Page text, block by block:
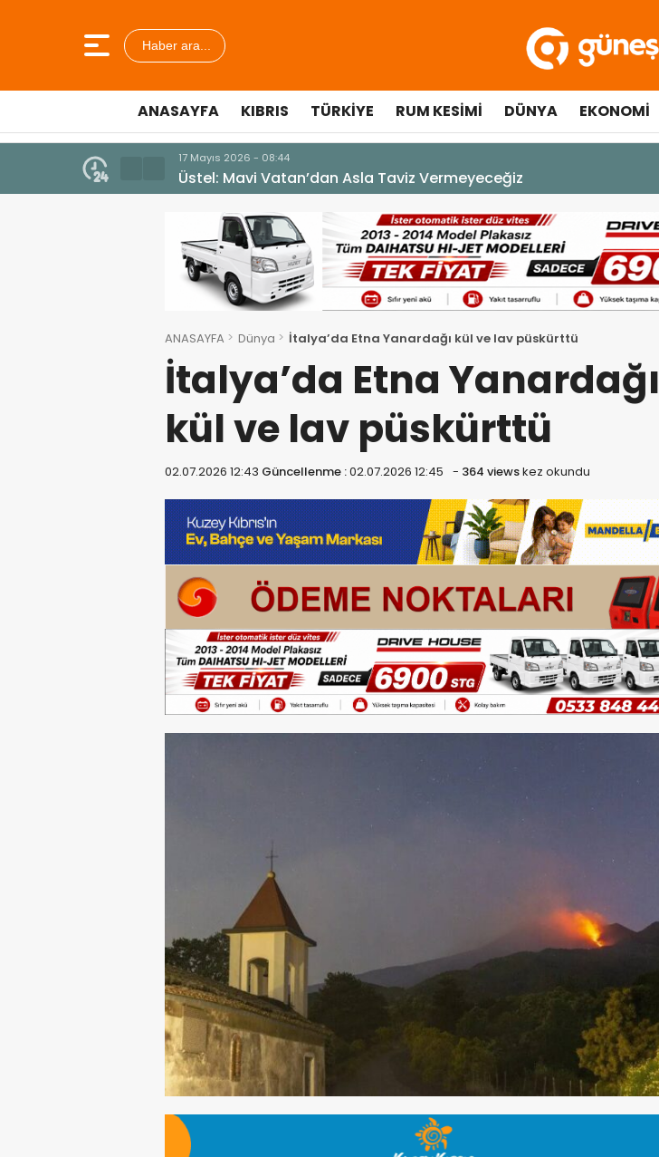
Haber ara...
ANASAYFA KIBRIS TÜRKIYE RUM KESIMI DÜNYA EKONOMI
7 Ağustos 2026 - 12:36
ÜSTEL: “ERENKÖY RUHU SONSUZA DEK YAŞAYACAK”
ANASAYFA Dünya İtalya’da Etna Yanardağı kül ve lav püskürttü
İtalya’da Etna Yanardağı
kül ve lav püskürttü
02.07.2026 12:43 Güncellenme :02.07.2026 12:45 - 364 viewskez okundu